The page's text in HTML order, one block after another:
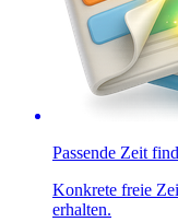
Passende Zeit
Konkrete freie
erhalten.